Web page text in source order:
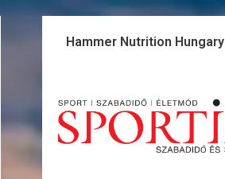
Skip
Hammer Nutrition Hungary